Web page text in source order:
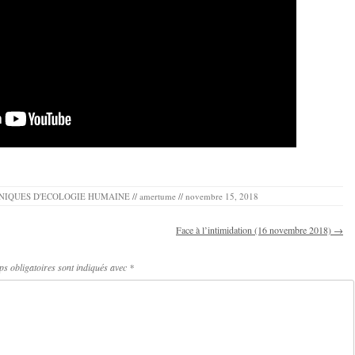
D'ECOLOGIE HUMAINE // amertume // novembre 15, 2018
Face à l’intimidation (16 novembre 2018) →
obligatoires sont indiqués avec *